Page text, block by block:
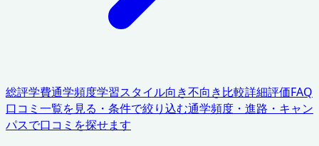
総評学費通学頻度学習スタイル向き不向き比較詳細評価FAQ
口コミ一覧を見る・条件で絞り込む通学頻度・進路・キャン
パスで口コミを探せます